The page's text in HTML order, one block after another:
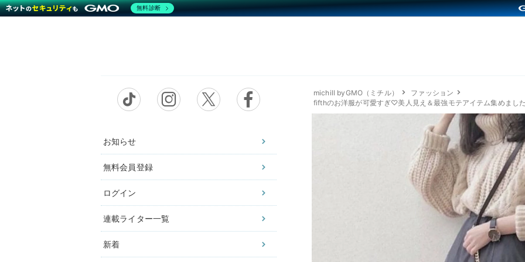
お知らせ
無料会員登録
ログイン
連載ライター一覧
新着
michill byGMO（ミチル）
ファッション
fifthのお洋服が可愛すぎ♡美人見え＆最強モテアイテム集めまし
無料診断